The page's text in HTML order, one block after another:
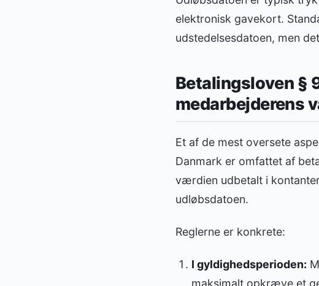
elektronisk gavekort.
udstedelsesdatoen, men
Betalingsloven §
medarbejderens
Et af de mest oversete
Danmark er omfattet af
værdien udbetalt i
udløbsdatoen.
Reglerne er konkrete:
I gyldighedsperioden: